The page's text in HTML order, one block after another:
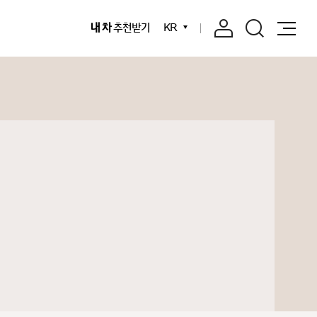
내 차추천받기 KR